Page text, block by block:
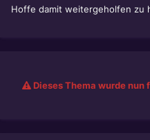
Hoffe damit weitergeholfen zu
Dieses Thema wurde